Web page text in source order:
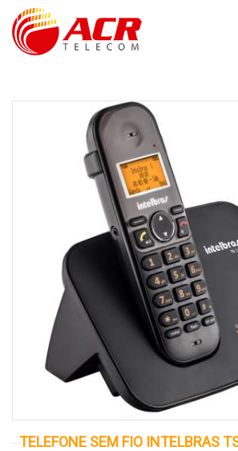
Anterior
TELEFONE SEM FIO INTELBRAS